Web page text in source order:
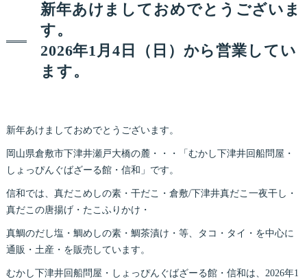
新年あけましておめでとうございま
す。
2026年1月4日（日）から営業してい
ます。
新年あけましておめでとうございます。
岡山県倉敷市下津井瀬戸大橋の麓・・・「むかし下津井回船問屋・
しょっぴんぐばざーる館・信和」です。
信和では、真だこめしの素・干だこ・倉敷/下津井真だこ一夜干し・
真だこの唐揚げ・たこふりかけ・
真鯛のだし塩・鯛めしの素・鯛茶漬け・等、タコ・タイ・を中心に
通販・土産・を販売しています。
むかし下津井回船問屋・しょっぴんぐばざーる館・信和は、2026年1